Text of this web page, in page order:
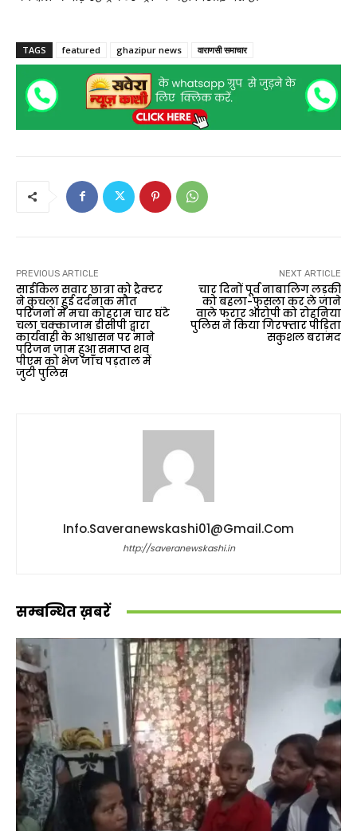
TAGS featured ghazipur news वाराणसी समाचार
PREVIOUS ARTICLE
साईकिल सवार छात्रा को ट्रैक्टर
ने कुचला हुई दर्दनाक मौत
परिजनों में मचा कोहराम चार घंटे
चला चक्काजाम डीसीपी द्वारा
कार्यवाही के आश्वासन पर माने
परिजन जाम हुआ समाप्त शव
पीएम को भेज जाँच पड़ताल में
जुटी पुलिस
NEXT ARTICLE
चार दिनों पूर्व नाबालिग लड़की
को बहला-फुसला कर ले जाने
वाले फरार आरोपी को रोहनिया
पुलिस ने किया गिरफ्तार पीड़िता
सकुशल बरामद
Info.saveranewskashi01@gmail.com
http://saveranewskashi.in
सम्बन्धित ख़बरें